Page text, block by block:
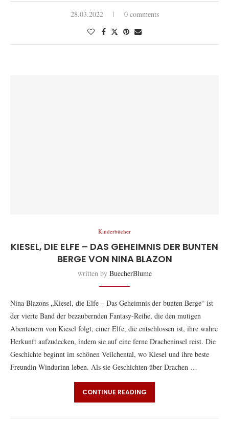
28.03.2022 0 comments
Kinderbücher
KIESEL, DIE ELFE – DAS GEHEIMNIS DER BUNTEN
BERGE VON NINA BLAZON
written by BuecherBlume
Nina Blazons „Kiesel, die Elfe – Das Geheimnis der bunten Berge“ ist
der vierte Band der bezaubernden Fantasy-Reihe, die den mutigen
Abenteuern von Kiesel folgt, einer Elfe, die entschlossen ist, ihre wahre
Herkunft aufzudecken, indem sie auf eine ferne Dracheninsel reist. Die
Geschichte beginnt im schönen Veilchental, wo Kiesel und ihre beste
Freundin Windurinn leben. Als sie Geschichten über Drachen …
CONTINUE READING